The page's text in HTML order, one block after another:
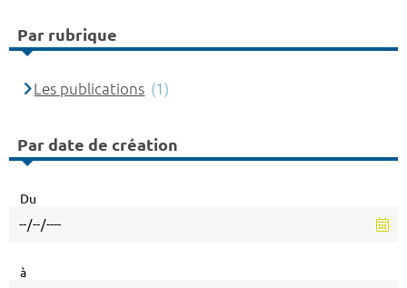
Par rubrique
Les publications (1)
Par date de création
Du
à